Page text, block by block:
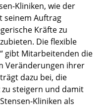
Kliniken, wie der
seinem Auftrag
Kräfte zu
Die flexible
gibt Mitarbeitenden die
Veränderungen ihrer
dazu bei, die
steigern und damit
Kliniken als